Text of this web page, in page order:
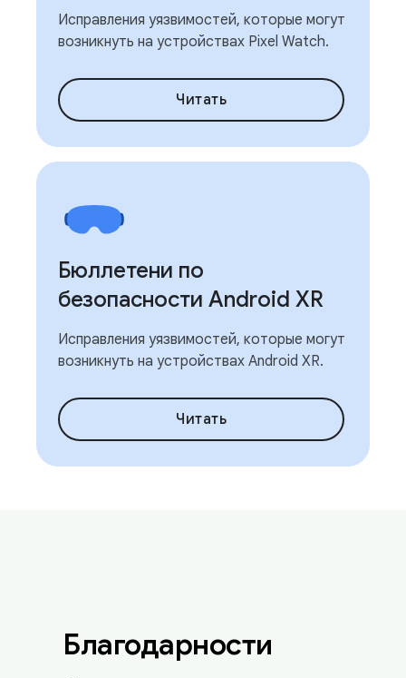
Исправления уязвимостей, которые могут
возникнуть на устройствах Pixel Watch.
Читать
Бюллетени по
безопасности Android XR
Исправления уязвимостей, которые могут
возникнуть на устройствах Android XR.
Читать
Благодарности